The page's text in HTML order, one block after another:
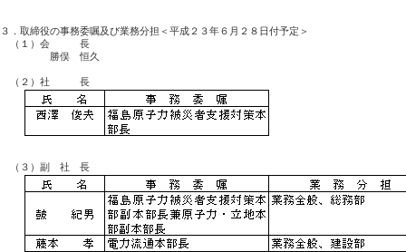
３．取締役の事務委嘱及び業務分担＜平成２３年６月２８日付予定＞
（１）会　　　長
勝俣　恒久